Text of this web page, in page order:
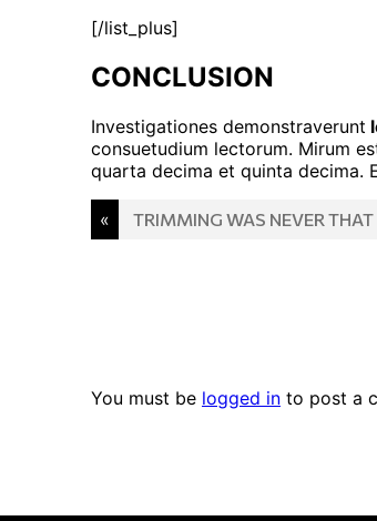
[/list_plus]
CONCLUSION
Investigationes demonstraverunt
consuetudium lectorum. Mirum
quarta decima et quinta decima.
Post
navigation
« TRIMMING WAS NEVER THAT
You must be logged in to post a